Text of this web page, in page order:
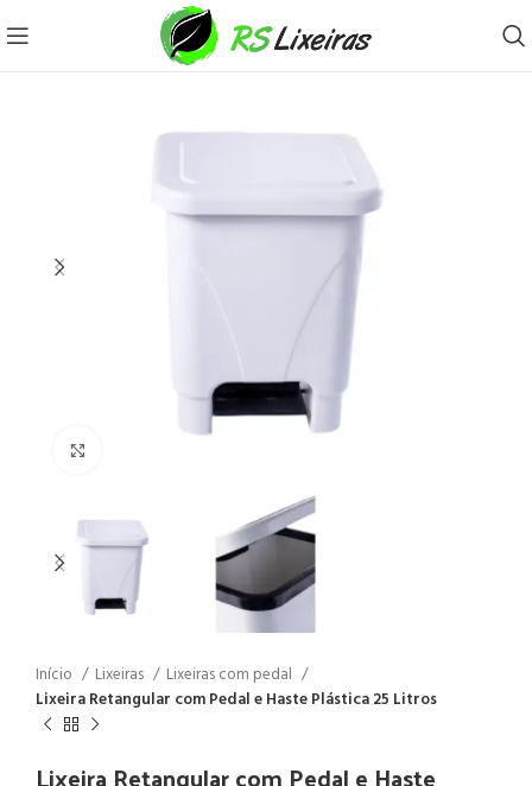
Início Lixeiras
Lixeiras com pedal
Lixeira Retangular com Pedal e Haste Plástica 25 Litros